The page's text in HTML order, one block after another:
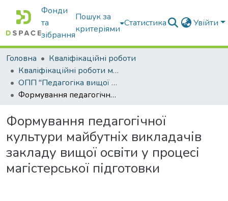
Фонди
та
зібрання
Пошук за
критеріями
Статистика Увійти
Головна
Кваліфікаційні роботи
Кваліфікаційні роботи магістрів
ОПП "Педагогіка вищої школи"
Формування педагогічної культури майбутніх викладачів закладу вищої освіти у процесі магістерської підготовки
Формування педагогічної
культури майбутніх викладачів
закладу вищої освіти у процесі
магістерської підготовки